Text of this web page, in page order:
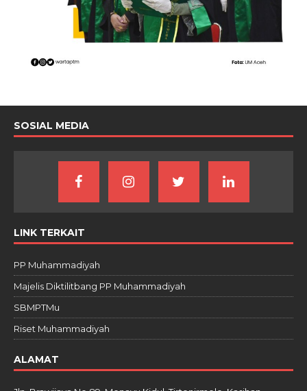
SOSIAL MEDIA
LINK TERKAIT
PP Muhammadiyah
Majelis Diktilitbang PP Muhammadiyah
SBMPTMu
Riset Muhammadiyah
ALAMAT